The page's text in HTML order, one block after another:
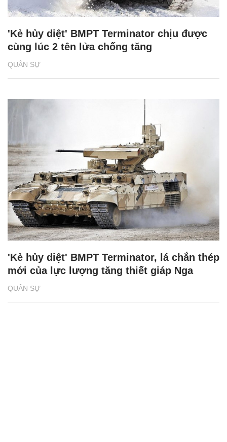
QUÂN SỰ
'Kẻ hủy diệt' BMPT Terminator chịu được
cùng lúc 2 tên lửa chống tăng
QUÂN SỰ
'Kẻ hủy diệt' BMPT Terminator, lá chắn thép
mới của lực lượng tăng thiết giáp Nga